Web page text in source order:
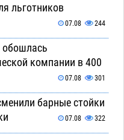
льготников
07.08 244
обошлась
компании в 400
07.08 301
барные стойки
07.08 322